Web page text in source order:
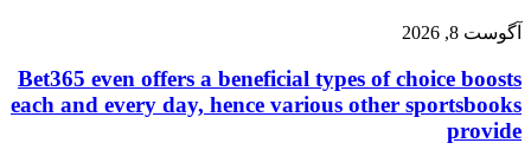
آگوست 8, 2026
Bet365 even offers a beneficial types of choice boosts
each and every day, hence various other sportsbooks
provide